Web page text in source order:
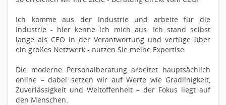
Ich komme aus der Industrie und arbeite für die
Industrie - hier kenne ich mich aus. Ich stand selbst
lange als CEO in der Verantwortung und verfüge über
ein großes Netzwerk - nutzen Sie meine Expertise.
Die moderne Personalberatung arbeitet hauptsächlich
online – dabei setzen wir auf Werte wie Gradlinigkeit,
Zuverlässigkeit und Weltoffenheit – der Fokus liegt auf
den Menschen.